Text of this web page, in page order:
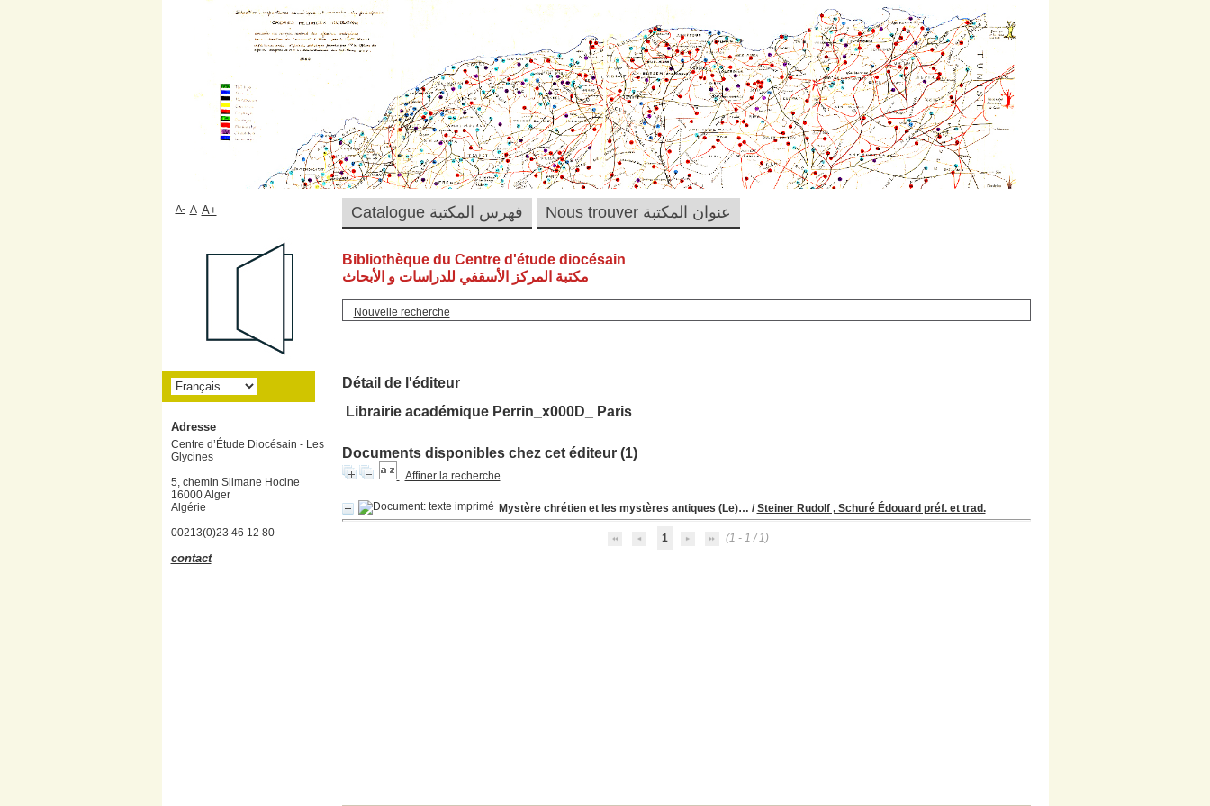
Bibliothèque du Centre d'étude diocésain
مكتبة المركز الأسقفي للدراسات و الأبحاث
Nouvelle recherche
Détail de l'éditeur
Librairie académique Perrin_x000D_ Paris
Documents disponibles chez cet éditeur (1)
Affiner la recherche
Mystère chrétien et les mystères antiques (Le)… /Steiner Rudolf , Schuré Édouard préf. et trad.
1 (1 - 1 / 1)
Catalogue فهرس المكتبة Nous trouver عنوان المكتبة A- A A+
Adresse
Centre d’Étude Diocésain - Les
Glycines
5, chemin Slimane Hocine
16000 Alger
Algérie
00213(0)23 46 12 80
contact